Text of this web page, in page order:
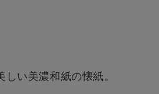
い美濃和紙の懐紙。